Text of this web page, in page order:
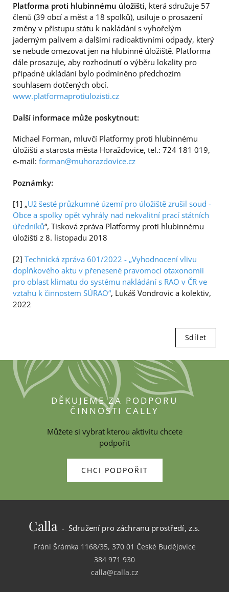
Platforma proti hlubinnému úložišti, která sdružuje 57
členů (39 obcí a měst a 18 spolků), usiluje o prosazení
změny v přístupu státu k nakládání s vyhořelým
jaderným palivem a dalšími radioaktivními odpady, který
se nebude omezovat jen na hlubinné úložiště. Platforma
dále prosazuje, aby rozhodnutí o výběru lokality pro
případné ukládání bylo podmíněno předchozím
souhlasem dotčených obcí.
www.platformaprotiulozisti.cz
Další informace může poskytnout:
Michael Forman, mluvčí Platformy proti hlubinnému
úložišti a starosta města Horažďovice, tel.: 724 181 019,
e-mail: forman@muhorazdovice.cz
Poznámky:
[1] „Už šesté průzkumné území pro úložiště zrušil soud -
Obce a spolky opět vyhrály nad nekvalitní prací státních
úředníků“, Tisková zpráva Platformy proti hlubinnému
úložišti z 8. listopadu 2018
[2] Technická zpráva 601/2022 - „Vyhodnocení vlivu
doplňkového aktu v přenesené pravomoci otaxonomii
pro oblast klimatu do systému nakládání s RAO v ČR ve
vztahu k činnostem SÚRAO“, Lukáš Vondrovic a kolektiv,
2022
Sdílet
DĚKUJEME ZA PODPORU
ČINNOSTI CALLY
Můžete si vybrat kterou aktivitu chcete
podpořit
CHCI PODPOŘIT
Calla - Sdružení pro záchranu prostředí, z.s.
Fráni Šrámka 1168/35, 370 01 České Budějovice
384 971 930
calla@calla.cz